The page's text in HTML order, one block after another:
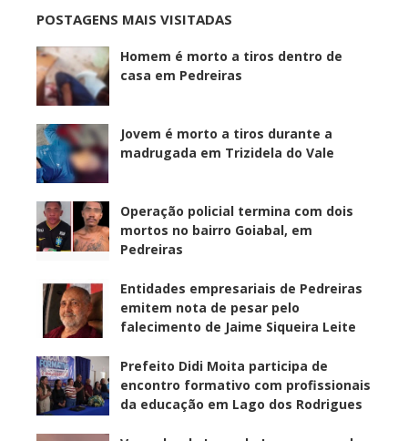
POSTAGENS MAIS VISITADAS
Homem é morto a tiros dentro de
casa em Pedreiras
Jovem é morto a tiros durante a
madrugada em Trizidela do Vale
Operação policial termina com dois
mortos no bairro Goiabal, em
Pedreiras
Entidades empresariais de Pedreiras
emitem nota de pesar pelo
falecimento de Jaime Siqueira Leite
Prefeito Didi Moita participa de
encontro formativo com profissionais
da educação em Lago dos Rodrigues